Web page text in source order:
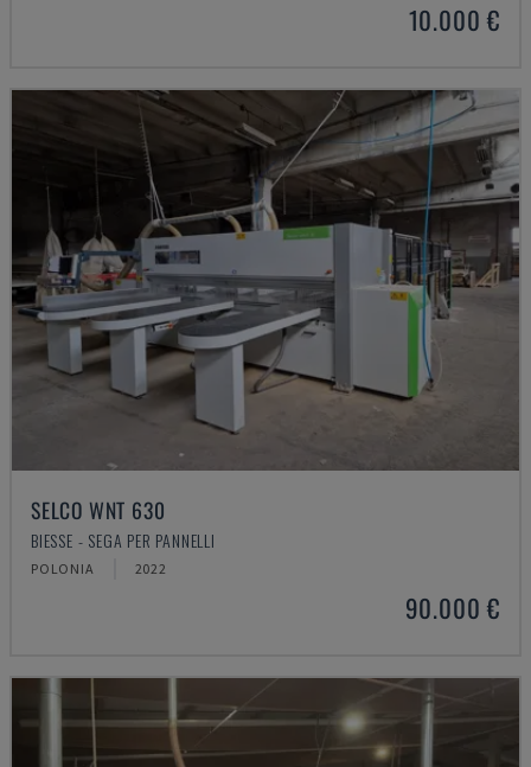
10.000 €
SELCO WNT 630
BIESSE - SEGA PER PANNELLI
POLONIA 2022
90.000 €